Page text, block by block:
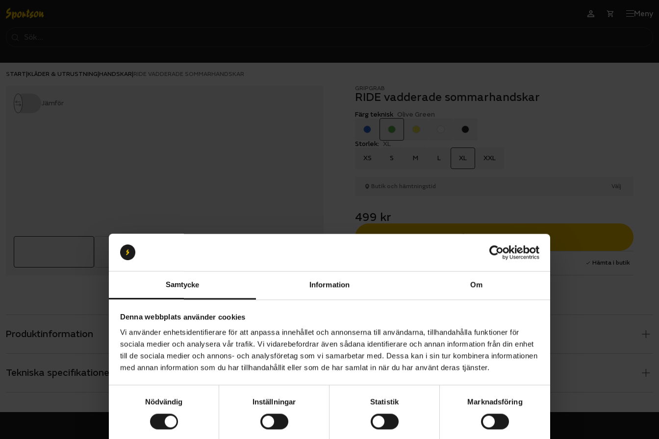
Samtycke Information Om
Denna webbplats använder cookies
Vi använder enhetsidentifierare för att anpassa innehållet och annonserna till användarna, tillhandahålla funktioner för
sociala medier och analysera vår trafik. Vi vidarebefordrar även sådana identifierare och annan information från din enhet
till de sociala medier och annons- och analysföretag som vi samarbetar med. Dessa kan i sin tur kombinera informationen
med annan information som du har tillhandahållit eller som de har samlat in när du har använt deras tjänster.
m
Nödvändig Inställningar Statistik Marknadsföring
Meny
START KLÄDER & UTRUSTNING HANDSKAR RIDE VADDERADE SOMMARHANDSKAR
Jämför
GRIPGRAB
RIDE vadderade sommarhandskar
Färg teknisk Olive Green
Storlek: XL
XS
S M L XL XXL
Butik och hämtningstid Välj
499 kr
Lägg i varukorg
Hämta i butik
Produktinformation
GripGrab RIDE Padded Short Finger Summer Gloves ger exceptionellt värde
utan att kompromissa med komfort eller prestanda. Dessa handskar bygger
vidare på ProGel-seriens pålitliga arv och erbjuder överlägsen dämpning genom
en helt vadderad handflata, vilket minskar trötthet och säkerställer körkomfort
hela dagen. Med hjälp av omfattande expertis är varje del av vadderingen
noggrant formad och exakt placerad för optimalt stöd. Handflatan i återvunnen
mikrosuede ger en mjuk, smidig passform och förbättrar känslan och greppet.
Tekniska specifikationer Allmänt
5% Other Fibres
SÄSONG
Vår/sommar